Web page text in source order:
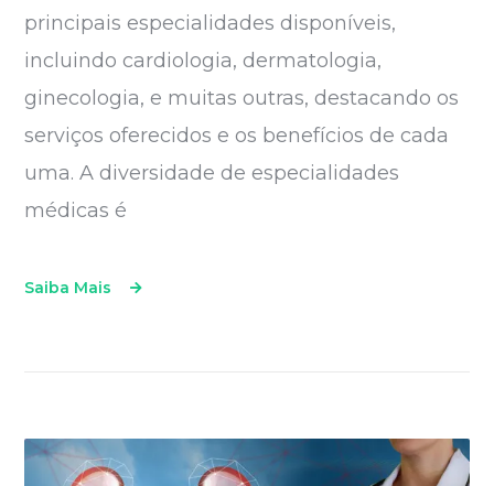
principais especialidades disponíveis,
incluindo cardiologia, dermatologia,
ginecologia, e muitas outras, destacando os
serviços oferecidos e os benefícios de cada
uma. A diversidade de especialidades
médicas é
Saiba Mais